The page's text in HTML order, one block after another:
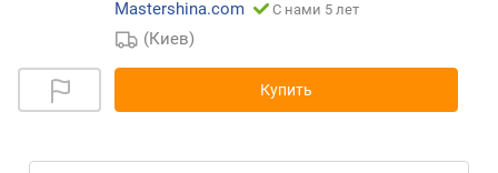
Mastershina.com С нами 5 лет
(Киев)
Купить